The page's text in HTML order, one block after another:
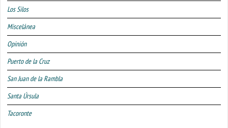
Los Silos
Miscelánea
Opinión
Puerto de la Cruz
San Juan de la Rambla
Santa Úrsula
Tacoronte